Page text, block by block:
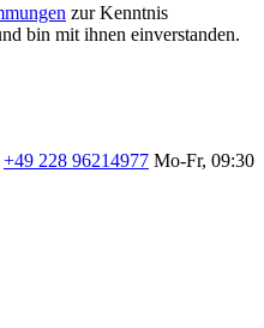
zur Kenntnis
bin mit ihnen einverstanden.
+49 228 96214977 Mo-Fr, 09:30